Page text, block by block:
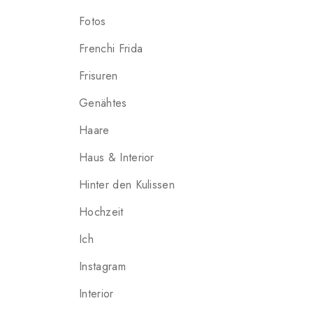
Fotos
Frenchi Frida
Frisuren
Genähtes
Haare
Haus & Interior
Hinter den Kulissen
Hochzeit
Ich
Instagram
Interior